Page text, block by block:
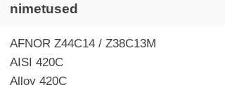
nimetused
AFNOR Z44C14 / Z38C13M
AISI 420C
Alloy 420C